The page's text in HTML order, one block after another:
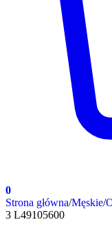
0
Strona główna/Męskie/
3 L49105600